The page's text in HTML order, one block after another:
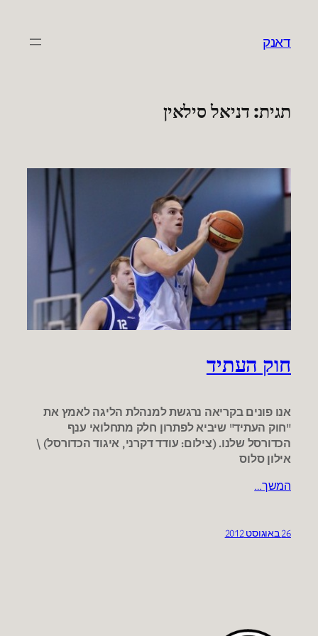
דאנק
תגית:דניאל סילאין
חוק העתיד
אנו פונים בקריאה נרגשת למנהלת הליגה לאמץ את
"חוק העתיד" שיביא לפתרון חלק מתחלואי ענף
הכדורסל שלנו. (צילום: עודד דקרני, איגוד הכדורסל) \
אילון סלוס
המשך…
26 באוגוסט 2012